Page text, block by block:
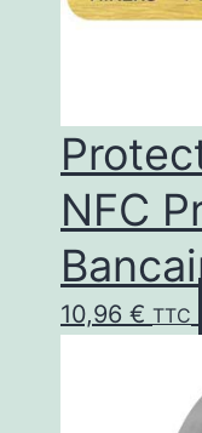
NFC
10,96 € TTC